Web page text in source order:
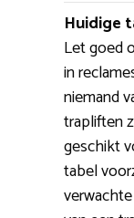
Huidige
Let goed
in
niemand
trapliften
geschikt
tabel